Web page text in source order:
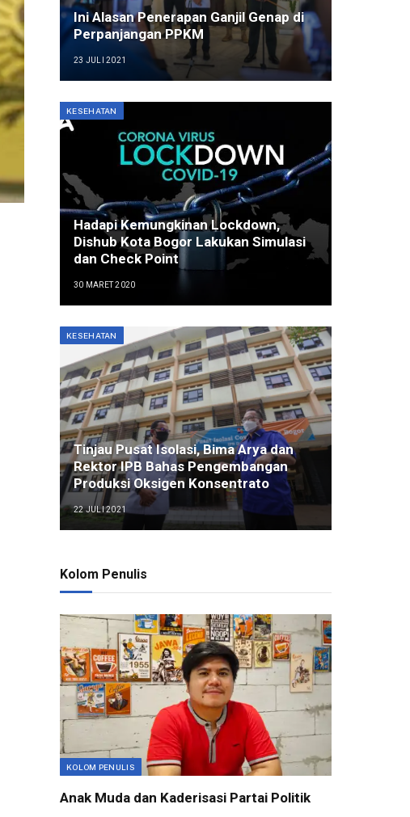
Ini Alasan Penerapan Ganjil Genap di
Perpanjangan PPKM
23 JULI 2021
KESEHATAN
Hadapi Kemungkinan Lockdown,
Dishub Kota Bogor Lakukan Simulasi
dan Check Point
30 MARET 2020
KESEHATAN
Tinjau Pusat Isolasi, Bima Arya dan
Rektor IPB Bahas Pengembangan
Produksi Oksigen Konsentrato
22 JULI 2021
Kolom Penulis
KOLOM PENULIS
Anak Muda dan Kaderisasi Partai Politik